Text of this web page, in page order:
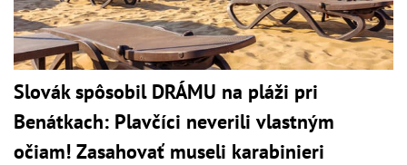
Slovák spôsobil DRÁMU na pláži pri
Benátkach: Plavčíci neverili vlastným
očiam! Zasahovať museli karabinieri